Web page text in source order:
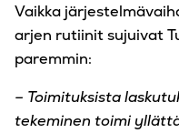
Vaikka
arjen rutiinit sujuivat
paremmin:
– Toimituksista
tekeminen toimi